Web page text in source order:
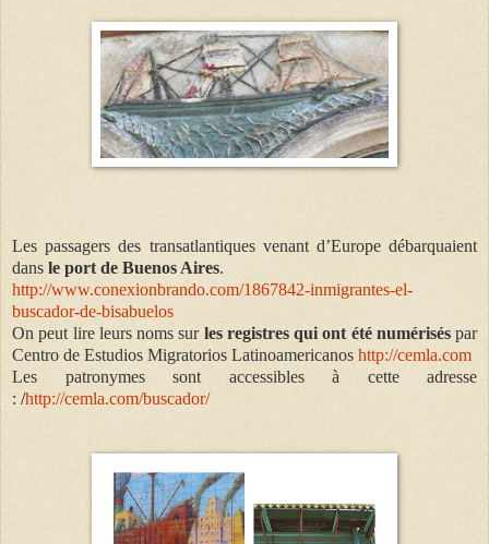
Les passagers des transatlantiques venant d’Europe débarquaient
dans le port de Buenos Aires.
http://www.conexionbrando.com/1867842-inmigrantes-el-
buscador-de-bisabuelos
On peut lire leurs noms sur les registres qui ont été numériséspar
Centro de Estudios Migratorios Latinoamericanos http://cemla.com
Les patronymes sont accessibles à cette adresse
: /http://cemla.com/buscador/